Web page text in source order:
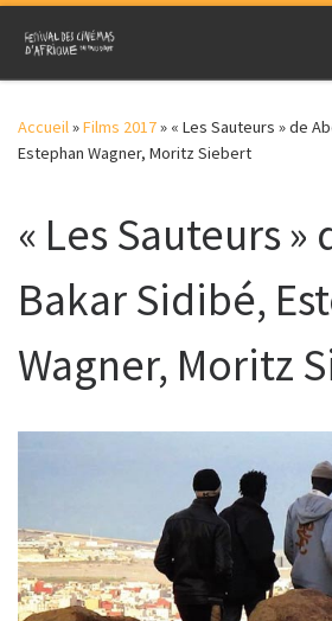
Skip to content
Accueil»Films 2017» « Les Sauteurs » de
Estephan Wagner, Moritz Siebert
« Les Sauteurs »
Bakar Sidibé,
Wagner, Moritz